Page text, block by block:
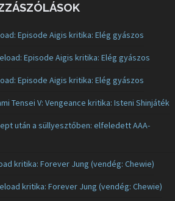
Episode Aigis kritika: Elég gyászos
Episode Aigis kritika: Elég gyászos
Episode Aigis kritika: Elég gyászos
Tensei V: Vengeance kritika: Isteni Shinjáték
után a süllyesztőben: elfeledett AAA-
kritika: Forever Jung (vendég: Chewie)
kritika: Forever Jung (vendég: Chewie)